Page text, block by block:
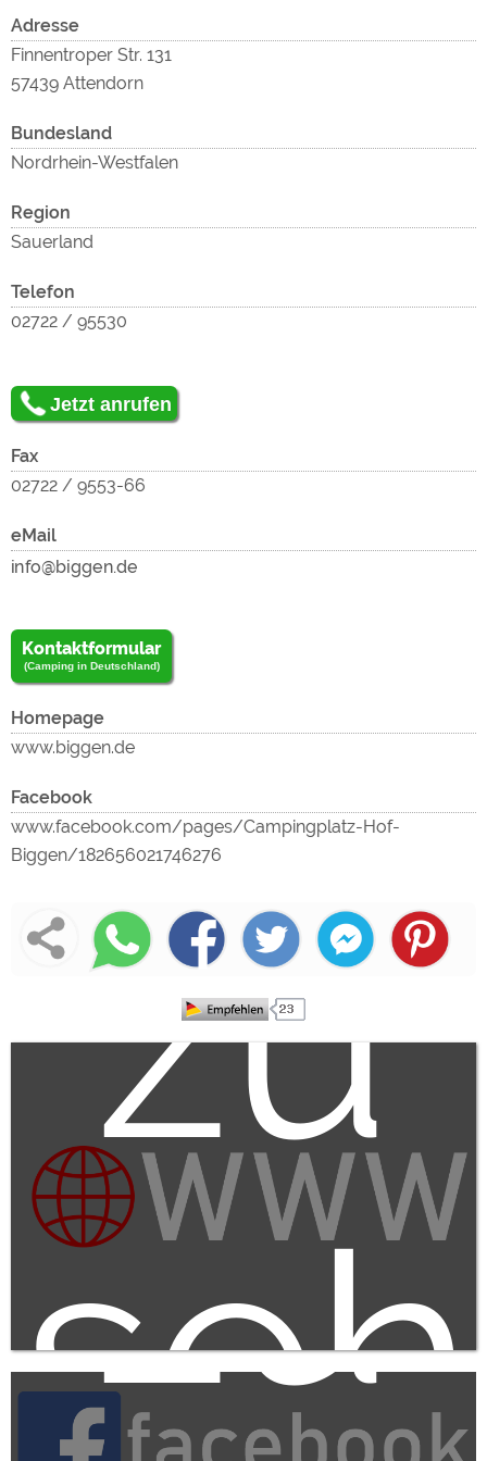
Adresse
Finnentroper Str. 131
57439 Attendorn
Bundesland
Nordrhein-Westfalen
Region
Sauerland
Telefon
02722 / 95530
Jetzt anrufen
Fax
02722 / 9553-66
eMail
Kontaktformular
(Camping in Deutschland)
Homepage
www.biggen.de
Facebook
www.facebook.com/pages/Campingplatz-Hof-
Biggen/182656021746276
zu
zu
zu
zu
Die Cookieeinstellungen können jeder Zeit im Footer